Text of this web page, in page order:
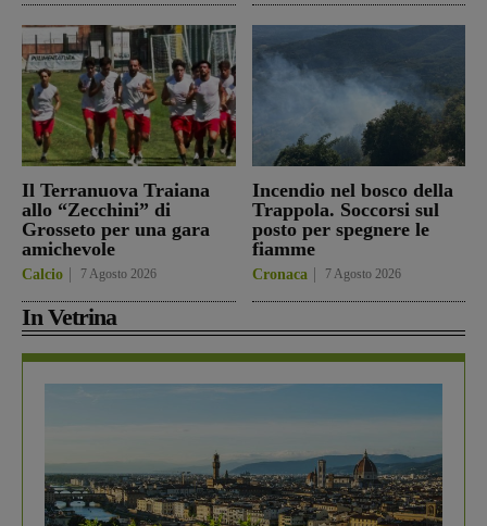
Il Terranuova Traiana
allo “Zecchini” di
Grosseto per una gara
amichevole
Calcio 7 Agosto 2026
Incendio nel bosco della
Trappola. Soccorsi sul
posto per spegnere le
fiamme
Cronaca 7 Agosto 2026
In Vetrina